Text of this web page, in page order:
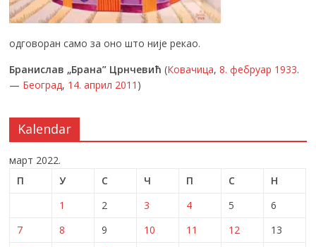
одговоран само за оно што није рекао.
Бранислав „Брана” Црнчевић (Ковачица,8. фебруар 1933.
— Београд, 14. април 2011 )
Kalendar
март 2022.
П
У С Ч П С
Н
1
2 3 4 5
6
7
8 9 10 11 12
13